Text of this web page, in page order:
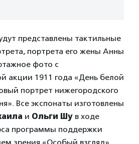
представлены тактильные
портрета его жены Анны
фото с
акции 1911 года «День белой
портрет нижегородского
Все экспонаты изготовлены
и Ольги Шу в ходе
программы поддержки